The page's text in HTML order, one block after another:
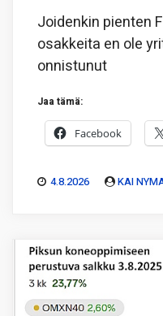
Joidenkin pienten
osakkeita en ole
onnistunut
Jaa tämä:
Facebook
4.8.2026 KAI